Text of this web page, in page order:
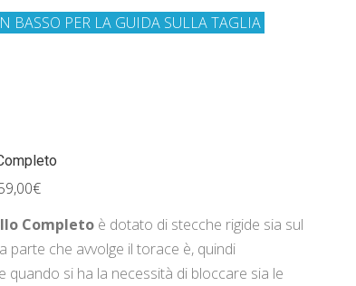
BASSO PER LA GUIDA SULLA TAGLIA
€
Completoè dotato di stecche rigide sia sul
parte che avvolge il torace è, quindi
quando si ha la necessità di bloccare sia le